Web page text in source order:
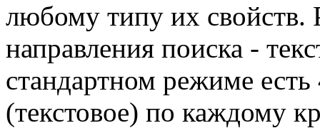
любому типу их свойств.
направления поиска -
стандартном режиме
(текстовое) по каждому